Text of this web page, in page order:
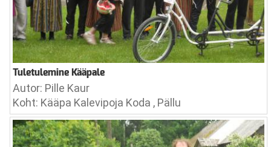
Tuletulemine Kääpale
Autor: Pille Kaur
Koht: Kääpa Kalevipoja Koda , Pällu